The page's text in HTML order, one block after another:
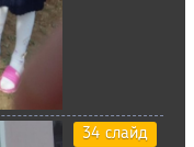
34 слайд